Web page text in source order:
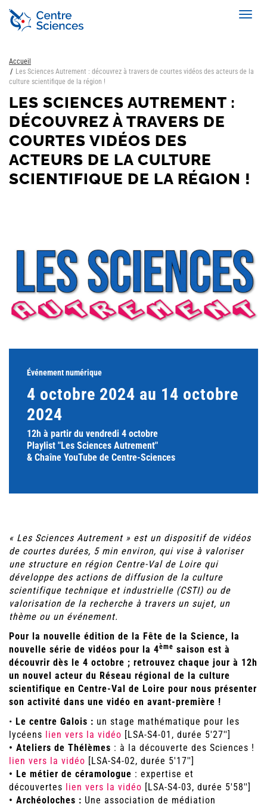
Aller
contenu
Accueil
Les Sciences Autrement : découvrez à travers de courtes vidéos des acteurs de la
culture scientifique de la région !
LES SCIENCES AUTREMENT :
DÉCOUVREZ À TRAVERS DE
COURTES VIDÉOS DES
ACTEURS DE LA CULTURE
SCIENTIFIQUE DE LA RÉGION !
Événement numérique
4 octobre 2024 au 14 octobre
2024
12h à partir du vendredi 4 octobre
Playlist "Les Sciences Autrement"
& Chaîne YouTube de Centre-Sciences
« Les Sciences Autrement » est un dispositif de vidéos
de courtes durées, 5 min environ, qui vise à valoriser
une structure en région Centre-Val de Loire qui
développe des actions de diffusion de la culture
scientifique technique et industrielle (CSTI) ou de
valorisation de la recherche à travers un sujet, un
thème ou un événement.
Pour la nouvelle édition de la Fête de la Science, la
nouvelle série de vidéos pour la 4ème saison est à
découvrir dès le 4 octobre ; retrouvez chaque jour à 12h
un nouvel acteur du Réseau régional de la culture
scientifique en Centre-Val de Loire pour nous présenter
son activité dans une vidéo en avant-première !
• Le centre Galois : un stage mathématique pour les
lycéens lien vers la vidéo [LSA-S4-01, durée 5'27'']
• Ateliers de Thélèmes : à la découverte des Sciences !
lien vers la vidéo [LSA-S4-02, durée 5'17'']
• Le métier de céramologue : expertise et
découvertes lien vers la vidéo [LSA-S4-03, durée 5'58'']
• Archéoloches : Une association de médiation